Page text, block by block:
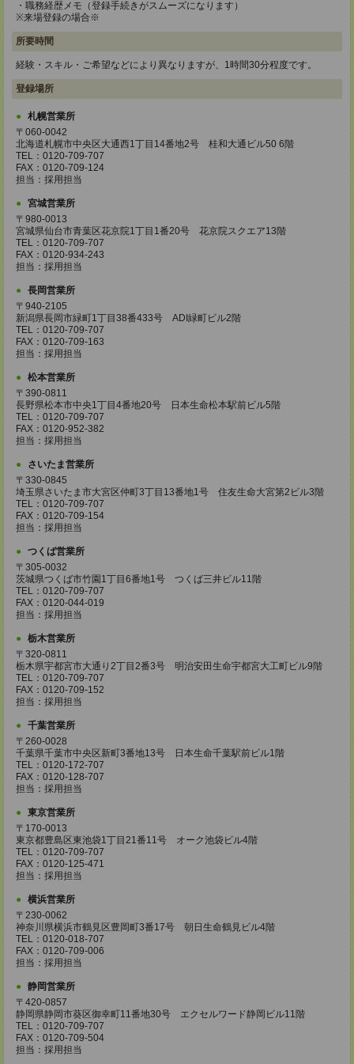
・職務経歴メモ（登録手続きがスムーズになります）
※来場登録の場合※
所要時間
経験・スキル・ご希望などにより異なりますが、1時間30分程度です。
登録場所
札幌営業所
〒060-0042
北海道札幌市中央区大通西1丁目14番地2号 桂和大通ビル50 6階
TEL：0120-709-707
FAX：0120-709-124
担当：採用担当
宮城営業所
〒980-0013
宮城県仙台市青葉区花京院1丁目1番20号 花京院スクエア13階
TEL：0120-709-707
FAX：0120-934-243
担当：採用担当
長岡営業所
〒940-2105
新潟県長岡市緑町1丁目38番433号 ADI緑町ビル2階
TEL：0120-709-707
FAX：0120-709-163
担当：採用担当
松本営業所
〒390-0811
長野県松本市中央1丁目4番地20号 日本生命松本駅前ビル5階
TEL：0120-709-707
FAX：0120-952-382
担当：採用担当
さいたま営業所
〒330-0845
埼玉県さいたま市大宮区仲町3丁目13番地1号 住友生命大宮第2ビル3階
TEL：0120-709-707
FAX：0120-709-154
担当：採用担当
つくば営業所
〒305-0032
茨城県つくば市竹園1丁目6番地1号 つくば三井ビル11階
TEL：0120-709-707
FAX：0120-044-019
担当：採用担当
栃木営業所
〒320-0811
栃木県宇都宮市大通り2丁目2番3号 明治安田生命宇都宮大工町ビル9階
TEL：0120-709-707
FAX：0120-709-152
担当：採用担当
千葉営業所
〒260-0028
千葉県千葉市中央区新町3番地13号 日本生命千葉駅前ビル1階
TEL：0120-172-707
FAX：0120-128-707
担当：採用担当
東京営業所
〒170-0013
東京都豊島区東池袋1丁目21番11号 オーク池袋ビル4階
TEL：0120-709-707
FAX：0120-125-471
担当：採用担当
横浜営業所
〒230-0062
神奈川県横浜市鶴見区豊岡町3番17号 朝日生命鶴見ビル4階
TEL：0120-018-707
FAX：0120-709-006
担当：採用担当
静岡営業所
〒420-0857
静岡県静岡市葵区御幸町11番地30号 エクセルワード静岡ビル11階
TEL：0120-709-707
FAX：0120-709-504
担当：採用担当